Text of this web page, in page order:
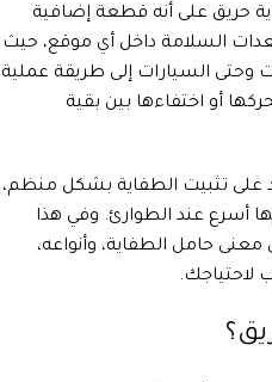
حريق على أنه قطعة إضافية
السلامة داخل أي موقع، حيث
وحتى السيارات إلى طريقة عملية
أو اختفاءها بين بقية
على تثبيت الطفاية بشكل منظم،
أسرع عند الطوارئ. وفي هذا
حامل الطفاية، وأنواعه،
لاحتياجك.